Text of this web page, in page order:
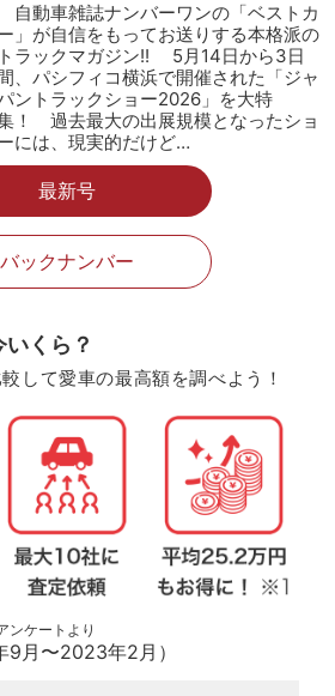
自動車雑誌ナンバーワンの「ベストカ
」が自信をもってお送りする本格派の
トラックマガジン!! 5月14日から3日
、パシフィコ横浜で開催された「ジャ
ントラックショー2026」を大特
！ 過去最大の出展規模となったショ
には、現実的だけど…
最新号
バックナンバー
くら？
して愛車の最高額を調べよう！
ンケートより
9月〜2023年2月）